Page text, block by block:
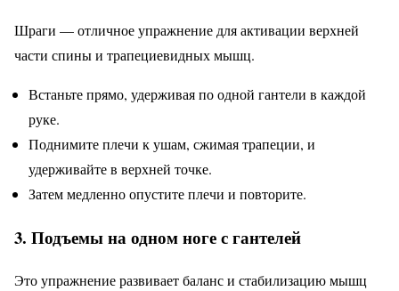
Шраги — отличное упражнение для активации верхней
части спины и трапециевидных мышц.
Встаньте прямо, удерживая по одной гантели в каждой
руке.
Поднимите плечи к ушам, сжимая трапеции, и
удерживайте в верхней точке.
Затем медленно опустите плечи и повторите.
3. Подъемы на одном ноге с гантелей
Это упражнение развивает баланс и стабилизацию мышц